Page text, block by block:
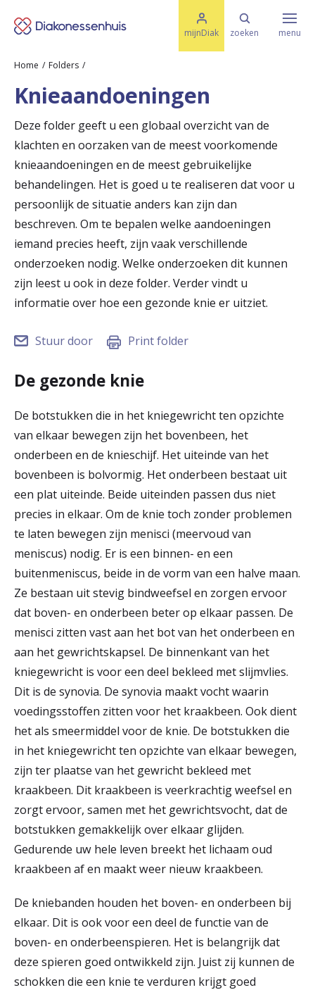
mijnDiak zoeken
M
e
menu
Ziektes & Aandoeningen
Uw bezoek
Spoed
Translate
Werken & Leren bij
Home Folders
Knieaandoeningen
Deze folder geeft u een globaal overzicht van de
klachten en oorzaken van de meest voorkomende
knieaandoeningen en de meest gebruikelijke
behandelingen. Het is goed u te realiseren dat voor u
persoonlijk de situatie anders kan zijn dan
beschreven. Om te bepalen welke aandoeningen
iemand precies heeft, zijn vaak verschillende
onderzoeken nodig. Welke onderzoeken dit kunnen
zijn leest u ook in deze folder. Verder vindt u
informatie over hoe een gezonde knie er uitziet.
Stuur door Print folder
De gezonde knie
De botstukken die in het kniegewricht ten opzichte
van elkaar bewegen zijn het bovenbeen, het
onderbeen en de knieschijf. Het uiteinde van het
bovenbeen is bolvormig. Het onderbeen bestaat uit
een plat uiteinde. Beide uiteinden passen dus niet
precies in elkaar. Om de knie toch zonder problemen
te laten bewegen zijn menisci (meervoud van
meniscus) nodig. Er is een binnen- en een
buitenmeniscus, beide in de vorm van een halve maan.
Ze bestaan uit stevig bindweefsel en zorgen ervoor
dat boven- en onderbeen beter op elkaar passen. De
menisci zitten vast aan het bot van het onderbeen en
aan het gewrichtskapsel. De binnenkant van het
kniegewricht is voor een deel bekleed met slijmvlies.
Dit is de synovia. De synovia maakt vocht waarin
voedingsstoffen zitten voor het kraakbeen. Ook dient
het als smeermiddel voor de knie. De botstukken die
in het kniegewricht ten opzichte van elkaar bewegen,
zijn ter plaatse van het gewricht bekleed met
kraakbeen. Dit kraakbeen is veerkrachtig weefsel en
zorgt ervoor, samen met het gewrichtsvocht, dat de
botstukken gemakkelijk over elkaar glijden.
Gedurende uw hele leven breekt het lichaam oud
kraakbeen af en maakt weer nieuw kraakbeen.
De kniebanden houden het boven- en onderbeen bij
elkaar. Dit is ook voor een deel de functie van de
boven- en onderbeenspieren. Het is belangrijk dat
deze spieren goed ontwikkeld zijn. Juist zij kunnen de
schokken die een knie te verduren krijgt goed